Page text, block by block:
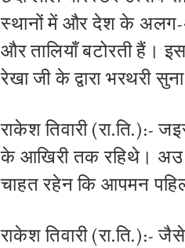
स्थानों में और देश के अलग-
और तालियाँ बटोरती हैं।
रेखा जी के द्वारा भरथरी
राकेश तिवारी
के आखिरी तक रहिथे।
चाहत रहेन कि आपमन
राकेश तिवारी (रा.ति.):- जैसे